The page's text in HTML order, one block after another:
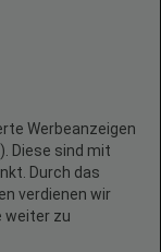
Werbeanzeigen
Diese sind mit
Durch das
verdienen wir
weiter zu